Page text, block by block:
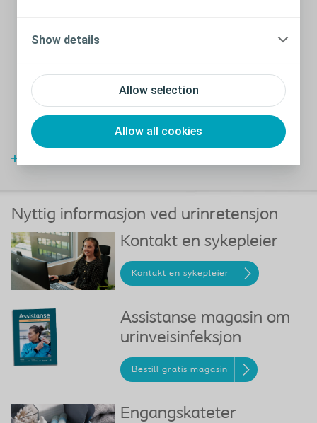
Allow selection
Allow all cookies
Show details
Våre erfarne sykepleiere hjelper deg gjerne med spørsmål
og 16.
Dersom du ønsker å bli oppringt kan du bruke vårt
kontaktskjema.
Lukk
Nyttig informasjon ved urinretensjon
Kontakt en sykepleier
Kontakt en sykepleier
Assistanse magasin om
urinveisinfeksjon
Bestill gratis magasin
Engangskateter